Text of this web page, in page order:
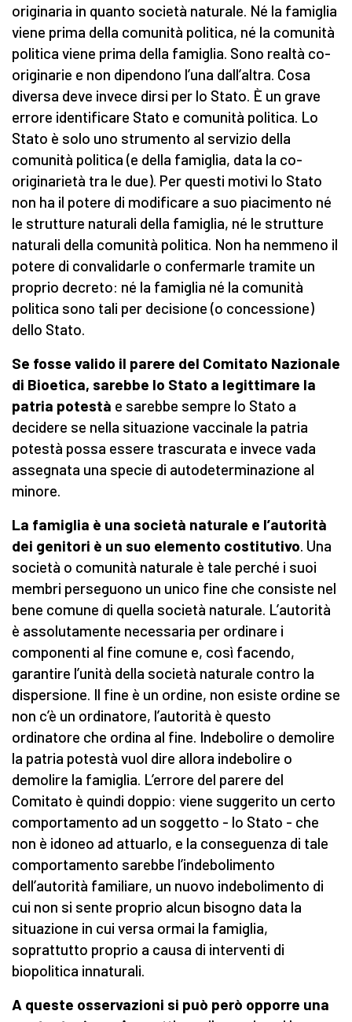
originaria in quanto società naturale. Né la famiglia
viene prima della comunità politica, né la comunità
politica viene prima della famiglia. Sono realtà co-
originarie e non dipendono l’una dall’altra. Cosa
diversa deve invece dirsi per lo Stato. È un grave
errore identificare Stato e comunità politica. Lo
Stato è solo uno strumento al servizio della
comunità politica (e della famiglia, data la co-
originarietà tra le due). Per questi motivi lo Stato
non ha il potere di modificare a suo piacimento né
le strutture naturali della famiglia, né le strutture
naturali della comunità politica. Non ha nemmeno il
potere di convalidarle o confermarle tramite un
proprio decreto: né la famiglia né la comunità
politica sono tali per decisione (o concessione)
dello Stato.
Se fosse valido il parere del Comitato Nazionale
di Bioetica, sarebbe lo Stato a legittimare la
patria potestà e sarebbe sempre lo Stato a
decidere se nella situazione vaccinale la patria
potestà possa essere trascurata e invece vada
assegnata una specie di autodeterminazione al
minore.
La famiglia è una società naturale e l’autorità
dei genitori è un suo elemento costitutivo. Una
società o comunità naturale è tale perché i suoi
membri perseguono un unico fine che consiste nel
bene comune di quella società naturale. L’autorità
è assolutamente necessaria per ordinare i
componenti al fine comune e, così facendo,
garantire l’unità della società naturale contro la
dispersione. Il fine è un ordine, non esiste ordine se
non c’è un ordinatore, l’autorità è questo
ordinatore che ordina al fine. Indebolire o demolire
la patria potestà vuol dire allora indebolire o
demolire la famiglia. L’errore del parere del
Comitato è quindi doppio: viene suggerito un certo
comportamento ad un soggetto - lo Stato - che
non è idoneo ad attuarlo, e la conseguenza di tale
comportamento sarebbe l’indebolimento
dell’autorità familiare, un nuovo indebolimento di
cui non si sente proprio alcun bisogno data la
situazione in cui versa ormai la famiglia,
soprattutto proprio a causa di interventi di
biopolitica innaturali.
A queste osservazioni si può però opporre una